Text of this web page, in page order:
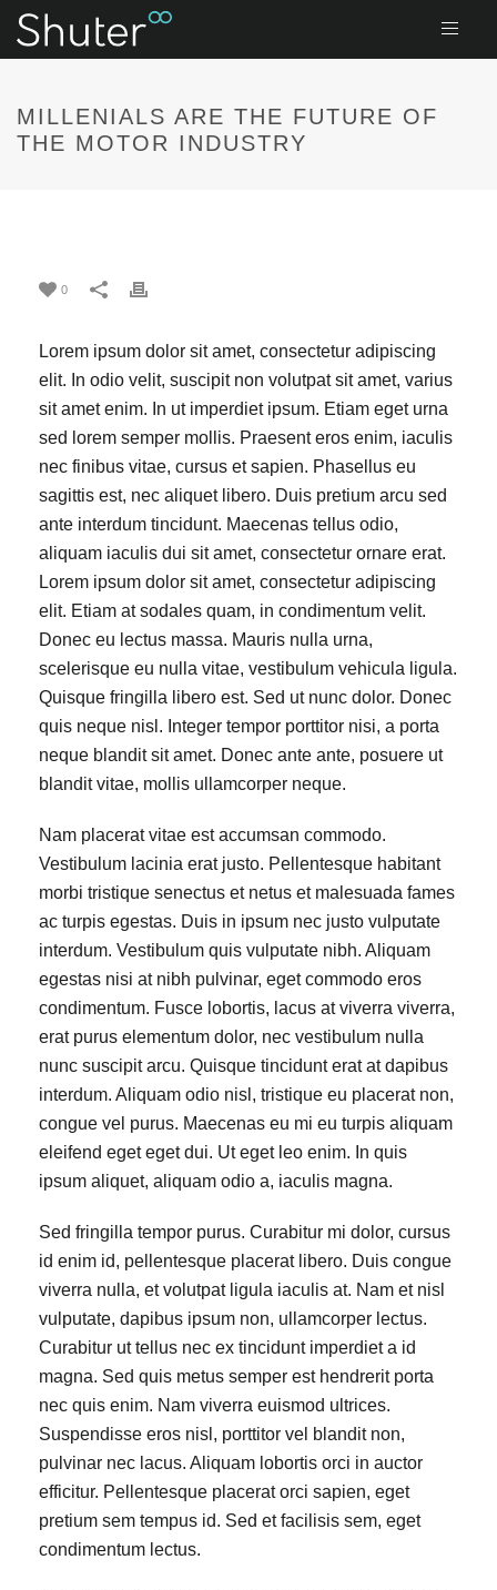
MILLENIALS ARE THE FUTURE OF
THE MOTOR INDUSTRY
0
Lorem ipsum dolor sit amet, consectetur adipiscing
elit. In odio velit, suscipit non volutpat sit amet, varius
sit amet enim. In ut imperdiet ipsum. Etiam eget urna
sed lorem semper mollis. Praesent eros enim, iaculis
nec finibus vitae, cursus et sapien. Phasellus eu
sagittis est, nec aliquet libero. Duis pretium arcu sed
ante interdum tincidunt. Maecenas tellus odio,
aliquam iaculis dui sit amet, consectetur ornare erat.
Lorem ipsum dolor sit amet, consectetur adipiscing
elit. Etiam at sodales quam, in condimentum velit.
Donec eu lectus massa. Mauris nulla urna,
scelerisque eu nulla vitae, vestibulum vehicula ligula.
Quisque fringilla libero est. Sed ut nunc dolor. Donec
quis neque nisl. Integer tempor porttitor nisi, a porta
neque blandit sit amet. Donec ante ante, posuere ut
blandit vitae, mollis ullamcorper neque.
Nam placerat vitae est accumsan commodo.
Vestibulum lacinia erat justo. Pellentesque habitant
morbi tristique senectus et netus et malesuada fames
ac turpis egestas. Duis in ipsum nec justo vulputate
interdum. Vestibulum quis vulputate nibh. Aliquam
egestas nisi at nibh pulvinar, eget commodo eros
condimentum. Fusce lobortis, lacus at viverra viverra,
erat purus elementum dolor, nec vestibulum nulla
nunc suscipit arcu. Quisque tincidunt erat at dapibus
interdum. Aliquam odio nisl, tristique eu placerat non,
congue vel purus. Maecenas eu mi eu turpis aliquam
eleifend eget eget dui. Ut eget leo enim. In quis
ipsum aliquet, aliquam odio a, iaculis magna.
Sed fringilla tempor purus. Curabitur mi dolor, cursus
id enim id, pellentesque placerat libero. Duis congue
viverra nulla, et volutpat ligula iaculis at. Nam et nisl
vulputate, dapibus ipsum non, ullamcorper lectus.
Curabitur ut tellus nec ex tincidunt imperdiet a id
magna. Sed quis metus semper est hendrerit porta
nec quis enim. Nam viverra euismod ultrices.
Suspendisse eros nisl, porttitor vel blandit non,
pulvinar nec lacus. Aliquam lobortis orci in auctor
efficitur. Pellentesque placerat orci sapien, eget
pretium sem tempus id. Sed et facilisis sem, eget
condimentum lectus.